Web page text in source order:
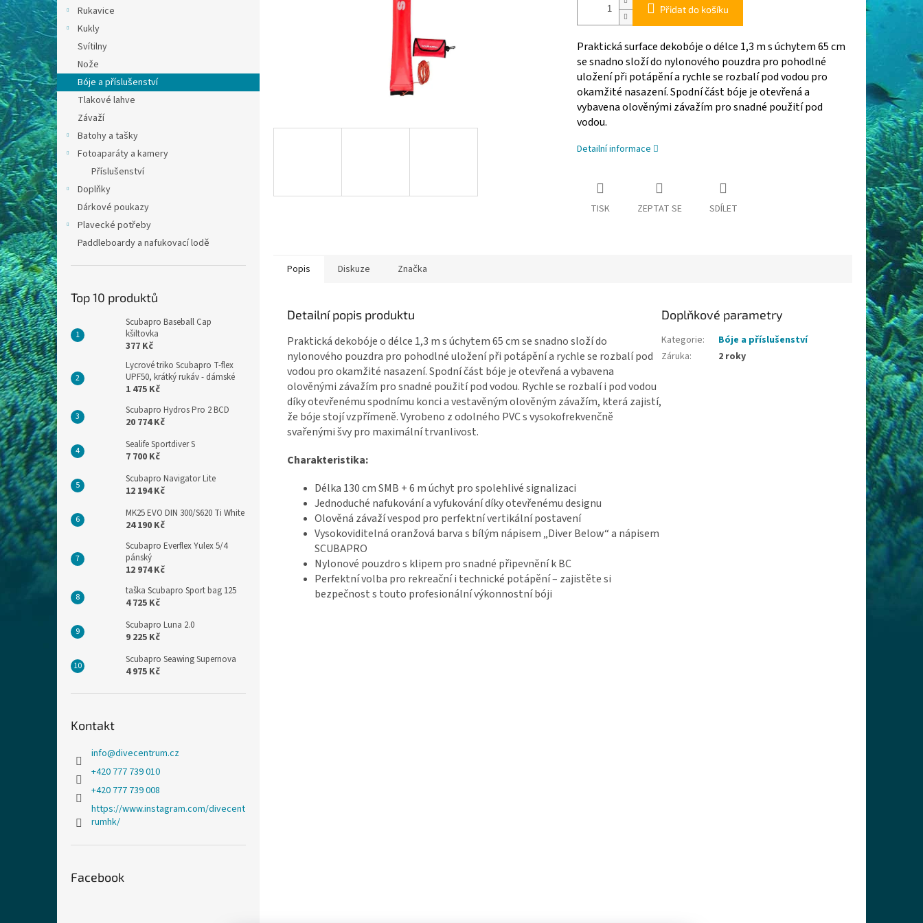
n
e
l
Rukavice
Kukly
Svítilny
Nože
Bóje a příslušenství
Tlakové lahve
Závaží
Batohy a tašky
Fotoaparáty a kamery
Příslušenství
Doplňky
Dárkové poukazy
Plavecké potřeby
Paddleboardy a nafukovací lodě
Top 10 produktů
Scubapro Baseball Cap
kšiltovka
377 Kč
Lycrové triko Scubapro T-flex
UPF50, krátký rukáv - dámské
1 475 Kč
Scubapro Hydros Pro 2 BCD
20 774 Kč
Sealife Sportdiver S
7 700 Kč
Scubapro Navigator Lite
12 194 Kč
MK25 EVO DIN 300/S620 Ti White
24 190 Kč
Scubapro Everflex Yulex 5/4
pánský
12 974 Kč
taška Scubapro Sport bag 125
4 725 Kč
Scubapro Luna 2.0
9 225 Kč
Scubapro Seawing Supernova
4 975 Kč
Kontakt
info@divecentrum.cz
+420 777 739 010
+420 777 739 008
https://www.instagram.com/divecent
rumhk/
Facebook
Přidat do košíku
Praktická surface dekobóje o délce 1,3 m s úchytem 65 cm
se snadno složí do nylonového pouzdra pro pohodlné
uložení při potápění a rychle se rozbalí pod vodou pro
okamžité nasazení. Spodní část bóje je otevřená a
vybavena olověnými závažím pro snadné použití pod
vodou.
Detailní informace
TISK ZEPTAT SE SDÍLET
Popis Diskuze Značka
Detailní popis produktu
Praktická dekobóje o délce 1,3 m s úchytem 65 cm se snadno složí do
nylonového pouzdra pro pohodlné uložení při potápění a rychle se rozbalí pod
vodou pro okamžité nasazení. Spodní část bóje je otevřená a vybavena
olověnými závažím pro snadné použití pod vodou. Rychle se rozbalí i pod vodou
díky otevřenému spodnímu konci a vestavěným olověným závažím, která zajistí,
že bóje stojí vzpřímeně. Vyrobeno z odolného PVC s vysokofrekvenčně
svařenými švy pro maximální trvanlivost.
Charakteristika:
Délka 130 cm SMB + 6 m úchyt pro spolehlivé signalizaci
Jednoduché nafukování a vyfukování díky otevřenému designu
Olověná závaží vespod pro perfektní vertikální postavení
Vysokoviditelná oranžová barva s bílým nápisem „Diver Below“ a nápisem
SCUBAPRO
Nylonové pouzdro s klipem pro snadné připevnění k BC
Perfektní volba pro rekreační i technické potápění – zajistěte si
bezpečnost s touto profesionální výkonnostní bóji
Doplňkové parametry
Kategorie:
Bóje a příslušenství
Záruka: 2 roky